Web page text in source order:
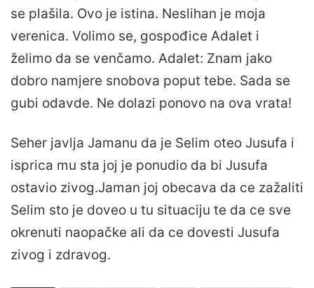
se plašila. Ovo je istina. Neslihan je moja
verenica. Volimo se, gospođice Adalet i
želimo da se venčamo. Adalet: Znam jako
dobro namjere snobova poput tebe. Sada se
gubi odavde. Ne dolazi ponovo na ova vrata!
Seher javlja Jamanu da je Selim oteo Jusufa i
isprica mu sta joj je ponudio da bi Jusufa
ostavio zivog.Jaman joj obecava da ce zažaliti
Selim sto je doveo u tu situaciju te da ce sve
okrenuti naopačke ali da ce dovesti Jusufa
zivog i zdravog.